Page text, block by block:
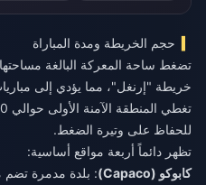
حجم الخريطة ومدة المباراة
للحفاظ على وتيرة الضغط.
تظهر دائماً أربعة مواقع أساسية:
كابوكو (Capaco)
: بلدة مدمرة تضم